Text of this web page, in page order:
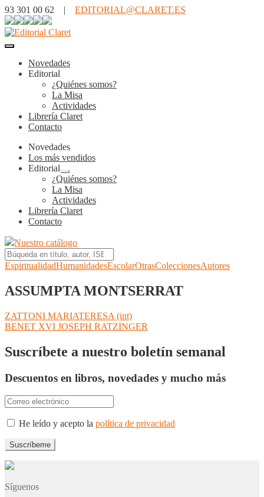
93 301 00 62 | EDITORIAL@CLARET.ES
Novedades
Editorial
¿Quiénes somos?
La Misa
Actividades
Librería Claret
Contacto
Novedades
Los más vendidos
Editorial
Expandir
el
menú
hijo
¿Quiénes somos?
La Misa
Actividades
Librería Claret
Contacto
Nuestro catálogo
EspiritualidadHumanidadesEscolarOtrasColeccionesAutores
ASSUMPTA MONTSERRAT
Navegación
de
entradas
Anterior:
ZATTONI MARIATERESA (int)
Siguiente:
BENET XVI JOSEPH RATZINGER
Suscríbete a nuestro boletín semanal
Descuentos en libros, novedades y mucho más
He leído y acepto la política de privacidad
Síguenos